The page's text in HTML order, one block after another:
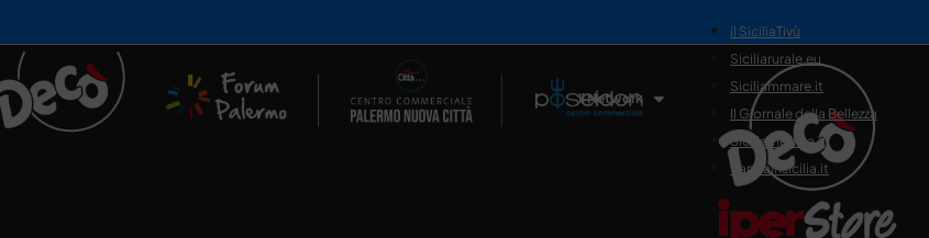
Il Network
il SiciliaTivù
Siciliarurale.eu
Siciliammare.it
Il Giornale della Bellezza
Siciliamedica.it
Sanitainsicilia.it